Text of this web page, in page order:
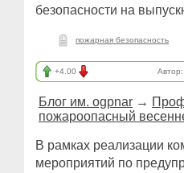
безопасности на
пожарная безопасность
+4.00
Блог им. ogpnar →
пожароопасный
В рамках реализации
мероприятий по